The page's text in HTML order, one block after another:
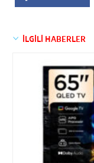
İLGİLİ HABERLER